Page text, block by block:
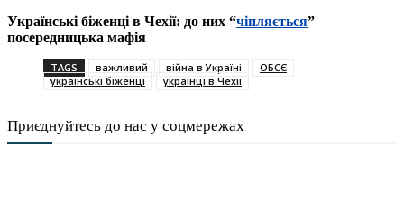
Українські біженці в Чехії: до них “чіпляється”
посередницька мафія
TAGS важливий війна в Україні
ОБСЄ
українські біженці
українці в Чехії
Приєднуйтесь до нас у соцмережах